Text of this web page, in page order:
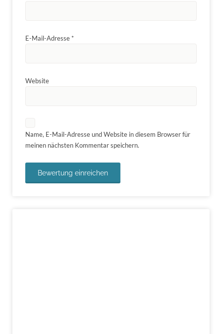
E-Mail-Adresse *
Website
Name, E-Mail-Adresse und Website in diesem Browser für
meinen nächsten Kommentar speichern.